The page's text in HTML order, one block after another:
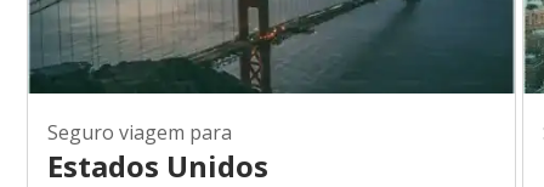
Seguro viagem para
Estados Unidos